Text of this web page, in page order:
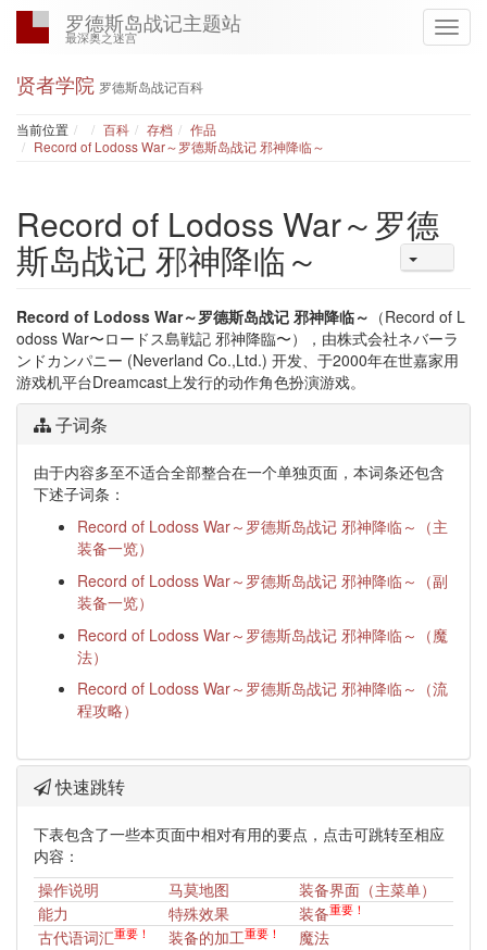
罗德斯岛战记主题站
最深奥之迷宫
贤者学院 罗德斯岛战记百科
当前位置 Home
百科 存档
作品
Record of Lodoss War～罗德斯岛战记 邪神降临～
Record of Lodoss War～罗德
斯岛战记 邪神降临～
Record of Lodoss War～罗德斯岛战记 邪神降临～ （Record of L
odoss War〜ロードス島戦記 邪神降臨〜），由株式会社ネバーラ
ンドカンパニー (Neverland Co.,Ltd.) 开发、于2000年在世嘉家用
游戏机平台Dreamcast上发行的动作角色扮演游戏。
子词条
由于内容多至不适合全部整合在一个单独页面，本词条还包含
下述子词条：
Record of Lodoss War～罗德斯岛战记 邪神降临～（主
装备一览）
Record of Lodoss War～罗德斯岛战记 邪神降临～（副
装备一览）
Record of Lodoss War～罗德斯岛战记 邪神降临～（魔
法）
Record of Lodoss War～罗德斯岛战记 邪神降临～（流
程攻略）
快速跳转
下表包含了一些本页面中相对有用的要点，点击可跳转至相应
内容：
操作说明
马莫地图
装备界面（主菜单）
能力
特殊效果 装备重要！
古代语词汇重要！ 装备的加工重要！ 魔法